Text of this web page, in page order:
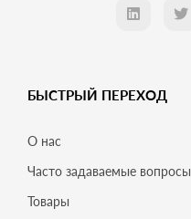
БЫСТРЫЙ ПЕРЕХОД
О нас
Часто задаваемые вопросы
Товары